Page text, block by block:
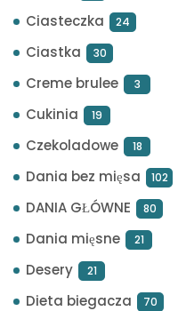
Ciasteczka 24
Ciastka 30
Creme brulee 3
Cukinia 19
Czekoladowe 18
Dania bez mięsa 102
DANIA GŁÓWNE 80
Dania mięsne 21
Desery 21
Dieta biegacza 70